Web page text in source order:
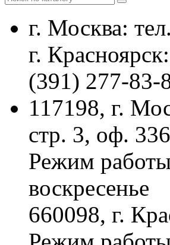
г. Москва:
г.
(391) 277-83-
117198, г.
стр. 3, оф. 336
Режим
воскресенье
660098, г.